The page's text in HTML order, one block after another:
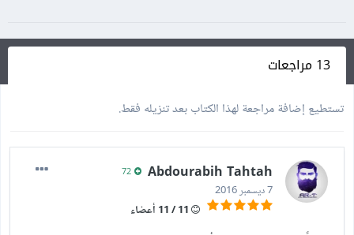
13 مراجعات
تستطيع إضافة مراجعة لهذا الكتاب بعد تنزيله فقط.
Abdourabih Tahtah
7 ديسمبر 2016